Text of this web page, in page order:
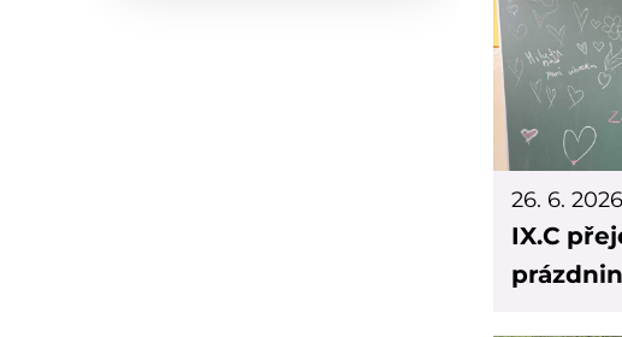
26. 6. 2026
IX.C